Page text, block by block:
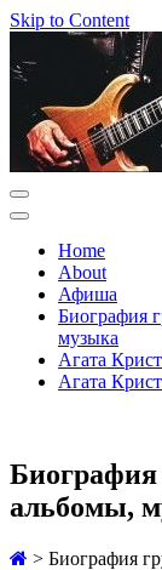
Skip to Content
Home
About
Афиша
Биография
музыка
Агата
Агата
Биография
альбомы,
> Биография